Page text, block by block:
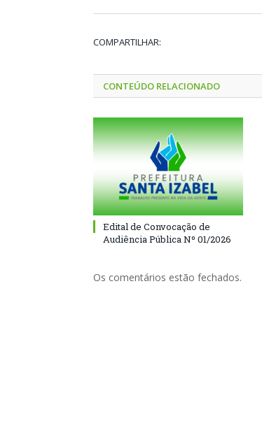
COMPARTILHAR:
CONTEÚDO RELACIONADO
Edital de Convocação de
Audiência Pública Nº 01/2026
Os comentários estão fechados.